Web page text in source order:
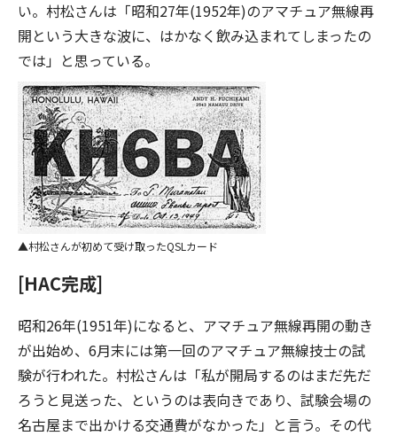
い。村松さんは「昭和27年(1952年)のアマチュア無線再
開という大きな波に、はかなく飲み込まれてしまったの
では」と思っている。
村松さんが初めて受け取ったQSLカード
[HAC完成]
昭和26年(1951年)になると、アマチュア無線再開の動き
が出始め、6月末には第一回のアマチュア無線技士の試
験が行われた。村松さんは「私が開局するのはまだ先だ
ろうと見送った、というのは表向きであり、試験会場の
名古屋まで出かける交通費がなかった」と言う。その代